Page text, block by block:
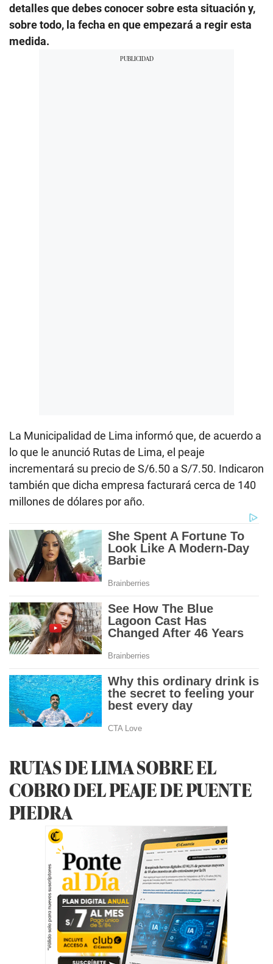
detalles que debes conocer sobre esta situación y,
sobre todo, la fecha en que empezará a regir esta
medida.
La Municipalidad de Lima informó que, de acuerdo a
lo que le anunció Rutas de Lima, el peaje
incrementará su precio de S/6.50 a S/7.50. Indicaron
también que dicha empresa facturará cerca de 140
millones de dólares por año.
RUTAS DE LIMA SOBRE EL
COBRO DEL PEAJE DE PUENTE
PIEDRA